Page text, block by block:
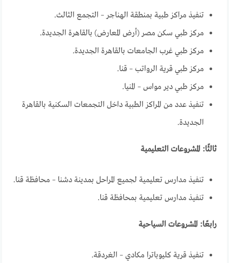
تنفيذ مراكز طبية بمنطقة الهناجر – التجمع الثالث.
مركز طبي سكن مصر (أرض المعارض) بالقاهرة الجديدة.
مركز طبي غرب الجامعات بالقاهرة الجديدة.
مركز طبي قرية الرواتب – قنا.
مركز طبي دير مواس – المنيا.
تنفيذ عدد من المراكز الطبية داخل التجمعات السكنية بالقاهرة
الجديدة.
ثالثًا: المشروعات التعليمية
تنفيذ مدارس تعليمية لجميع المراحل بمدينة دشنا – محافظة قنا.
تنفيذ مدارس تعليمية بمحافظة قنا.
رابعًا: المشروعات السياحية
تنفيذ قرية كليوباترا مكادي – الغردقة.